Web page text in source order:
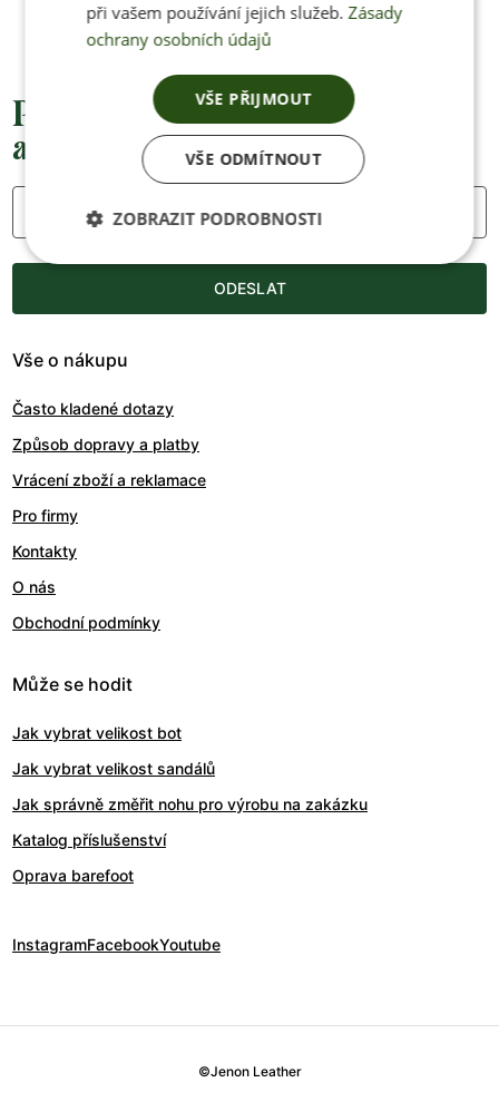
Přednostní informace o soutěžích,
akcích a novinkách
Váš e-mail
ODESLAT
Vše o nákupu
Často kladené dotazy
Způsob dopravy a platby
Vrácení zboží a reklamace
Pro firmy
Kontakty
O nás
Obchodní podmínky
Může se hodit
Jak vybrat velikost bot
Jak vybrat velikost sandálů
Jak správně změřit nohu pro výrobu na zakázku
Katalog příslušenství
Oprava barefoot
InstagramFacebookYoutube
©Jenon Leather
při vašem používání jejich služeb. Zásady
ochrany osobních údajů
VŠE PŘIJMOUT
VŠE ODMÍTNOUT
ZOBRAZIT PODROBNOSTI